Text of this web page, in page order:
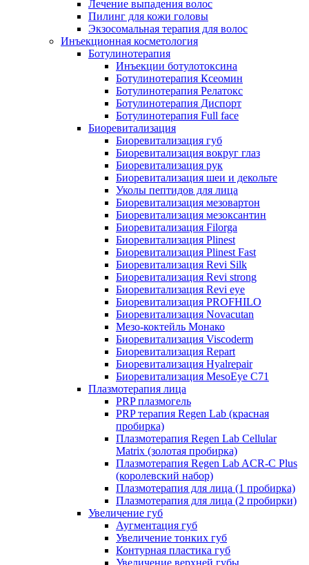
Лечение выпадения волос
Пилинг для кожи головы
Экзосомальная терапия для волос
Инъекционная косметология
Ботулинотерапия
Инъекции ботулотоксина
Ботулинотерапия Ксеомин
Ботулинотерапия Релатокс
Ботулинотерапия Диспорт
Ботулинотерапия Full face
Биоревитализация
Биоревитализация губ
Биоревитализация вокруг глаз
Биоревитализация рук
Биоревитализация шеи и декольте
Уколы пептидов для лица
Биоревитализация мезовартон
Биоревитализация мезоксантин
Биоревитализация Filorga
Биоревитализация Plinest
Биоревитализация Plinest Fast
Биоревитализация Revi Silk
Биоревитализация Revi strong
Биоревитализация Revi eye
Биоревитализация PROFHILO
Биоревитализация Novacutan
Мезо-коктейль Монако
Биоревитализация Viscoderm
Биоревитализация Repart
Биоревитализация Hyalrepair
Биоревитализация MesoEye C71
Плазмотерапия лица
PRP плазмогель
PRP терапия Regen Lab (красная
пробирка)
Плазмотерапия Regen Lab Cellular
Matrix (золотая пробирка)
Плазмотерапия Regen Lab ACR-C Plus
(королевский набор)
Плазмотерапия для лица (1 пробирка)
Плазмотерапия для лица (2 пробирки)
Увеличение губ
Аугментация губ
Увеличение тонких губ
Контурная пластика губ
Увеличение верхней губы